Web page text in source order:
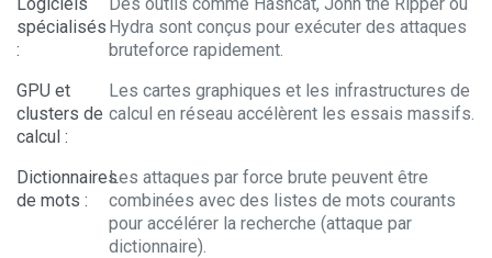
spécialisés
:
Hydra sont conçus pour exécuter des attaques
bruteforce rapidement.
GPU et
clusters de
calcul :
Les cartes graphiques et les infrastructures de
calcul en réseau accélèrent les essais massifs.
Dictionnaires
de mots :
Les attaques par force brute peuvent être
combinées avec des listes de mots courants
pour accélérer la recherche (attaque par
dictionnaire).